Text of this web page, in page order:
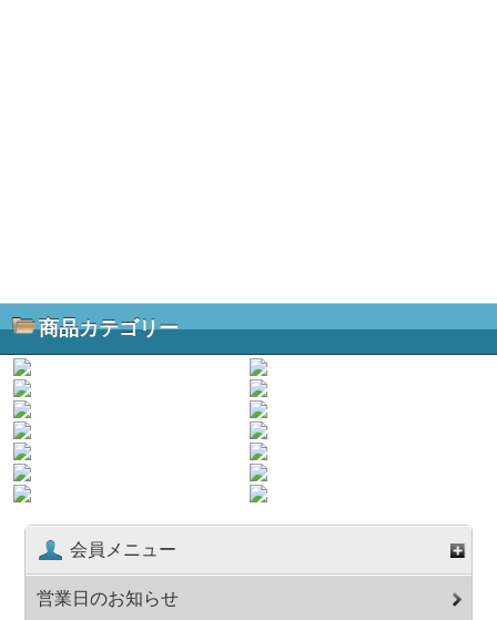
商品カテゴリー
会員メニュー
営業日のお知らせ